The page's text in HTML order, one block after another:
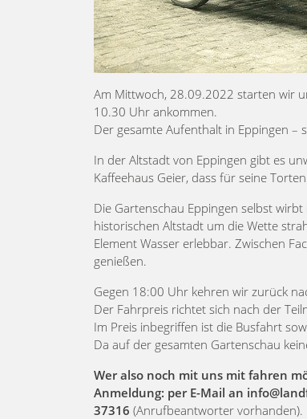
Am Mittwoch, 28.09.2022 starten wir
10.30 Uhr ankommen.
Der gesamte Aufenthalt in Eppingen
In der Altstadt von Eppingen gibt es
Kaffeehaus Geier, dass für seine
Die Gartenschau Eppingen selbst
historischen Altstadt um die Wette
Element Wasser erlebbar. Zwischen
genießen.
Gegen 18:00 Uhr kehren wir zurück
Der Fahrpreis richtet sich nach der
Im Preis inbegriffen ist die Busfahrt
Da auf der gesamten Gartenschau
Wer also noch mit uns mit fahren
Anmeldung: per E-Mail an
37316 (Anrufbeantworter vorhanden).